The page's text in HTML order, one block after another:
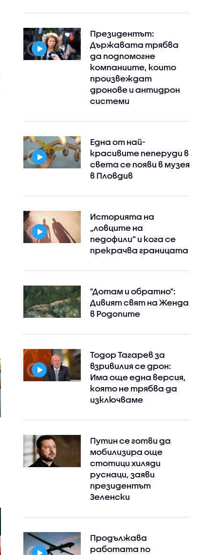
Facebook
Президентът:
Държавата трябва
да подпомогне
компаниите, които
произвеждат
дронове и антидрон
системи
Една от най-
красивите пеперуди в
света се появи в музея
в Пловдив
Историята на
„ловците на
педофили” и кога се
прекрачва границата
"Дотам и обратно":
Дивият свят на Женда
в Родопите
Тодор Тагарев за
взривилия се дрон:
Има още една версия,
която не трябва да
изключваме
Путин се готви да
мобилизира още
стотици хиляди
руснаци, заяви
президентът
Зеленски
Продължава
работата по